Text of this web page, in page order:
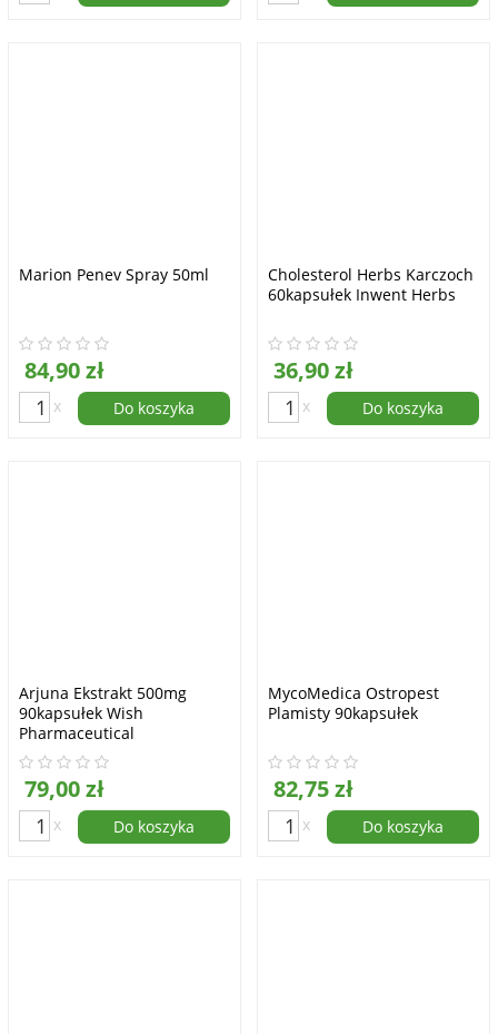
Marion Penev Spray 50ml
84,90 zł
x Do koszyka
Cholesterol Herbs Karczoch
60kapsułek Inwent Herbs
36,90 zł
x Do koszyka
Arjuna Ekstrakt 500mg
90kapsułek Wish
Pharmaceutical
79,00 zł
x Do koszyka
MycoMedica Ostropest
Plamisty 90kapsułek
82,75 zł
x Do koszyka